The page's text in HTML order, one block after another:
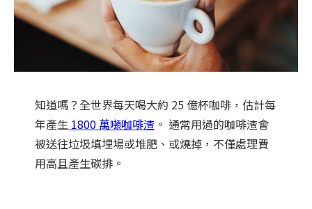
知道嗎？全世界每天喝大約 25 億杯咖啡，估計每
年產生 1800 萬噸咖啡渣 。 通常用過的咖啡渣會
被送往垃圾填埋場或堆肥、或燒掉，不僅處理費
用高且產生碳排。